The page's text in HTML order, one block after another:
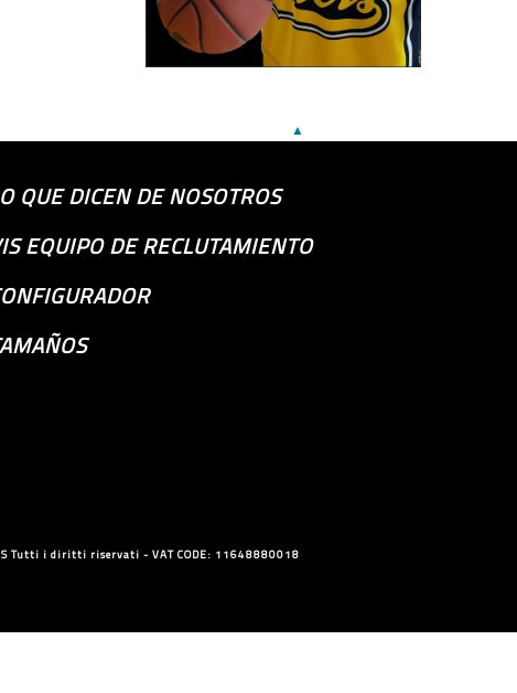
▲
QUE DICEN DE NOSOTROS
EQUIPO DE RECLUTAMIENTO
Tutti i diritti riservati - VAT CODE: 11648880018